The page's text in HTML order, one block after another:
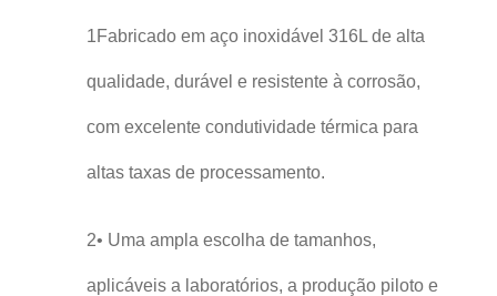
1Fabricado em aço inoxidável 316L de alta
qualidade, durável e resistente à corrosão,
com excelente condutividade térmica para
altas taxas de processamento.
2• Uma ampla escolha de tamanhos,
aplicáveis a laboratórios, a produção piloto e